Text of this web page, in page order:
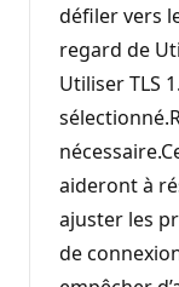
défiler vers
regard de
Utiliser TLS
aideront à
ajuster les
de